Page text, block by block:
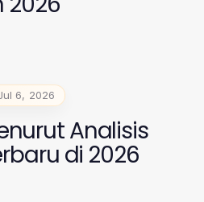
6, 2026
Analisis
di 2026